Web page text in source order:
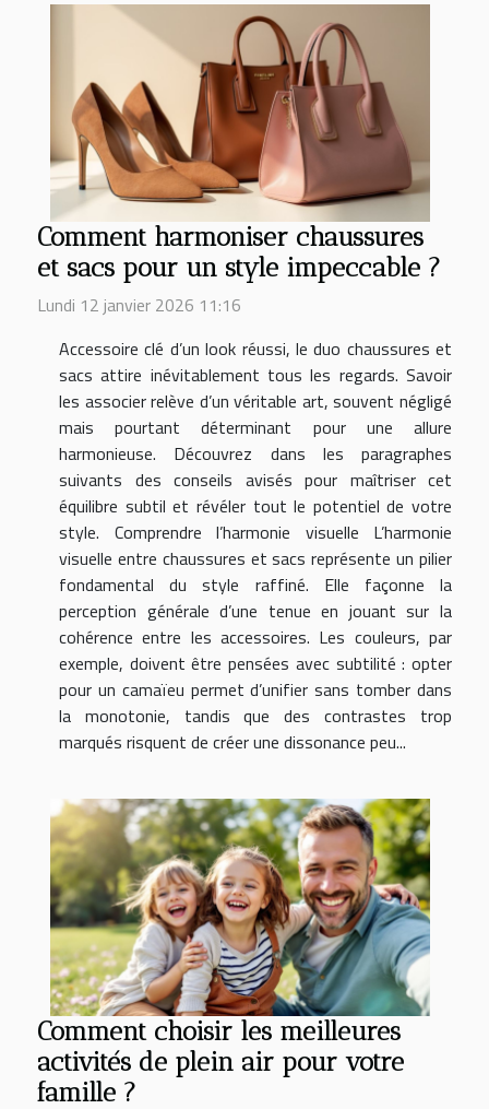
Comment harmoniser chaussures
et sacs pour un style impeccable ?
Lundi 12 janvier 2026 11:16
Accessoire clé d’un look réussi, le duo chaussures et
sacs attire inévitablement tous les regards. Savoir
les associer relève d’un véritable art, souvent négligé
mais pourtant déterminant pour une allure
harmonieuse. Découvrez dans les paragraphes
suivants des conseils avisés pour maîtriser cet
équilibre subtil et révéler tout le potentiel de votre
style. Comprendre l’harmonie visuelle L’harmonie
visuelle entre chaussures et sacs représente un pilier
fondamental du style raffiné. Elle façonne la
perception générale d’une tenue en jouant sur la
cohérence entre les accessoires. Les couleurs, par
exemple, doivent être pensées avec subtilité : opter
pour un camaïeu permet d’unifier sans tomber dans
la monotonie, tandis que des contrastes trop
marqués risquent de créer une dissonance peu...
Comment choisir les meilleures
activités de plein air pour votre
famille ?